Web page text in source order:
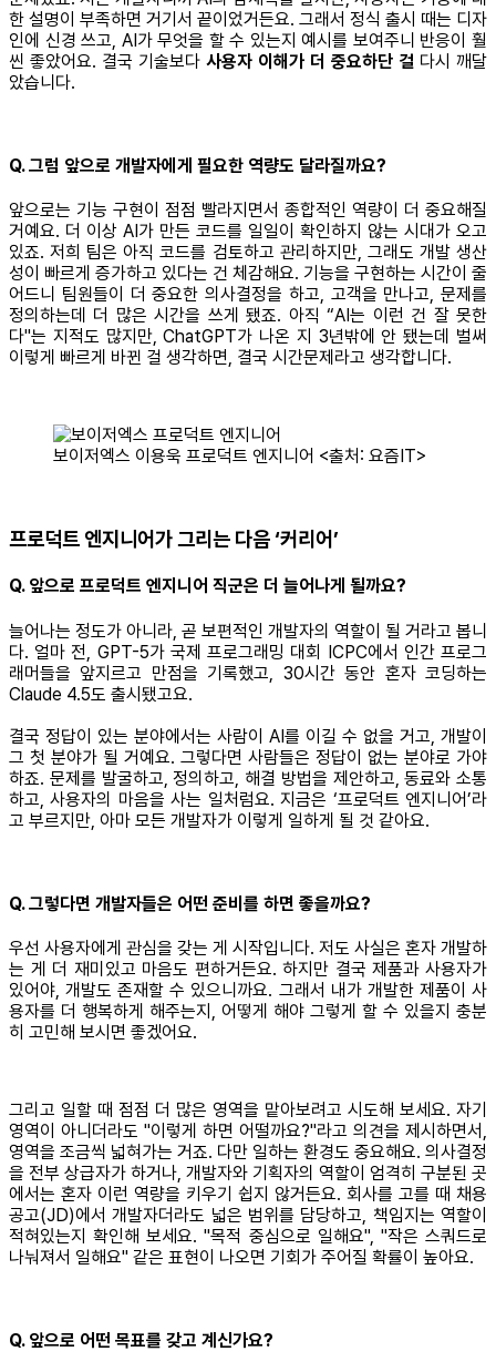
한 설명이 부족하면 거기서 끝이었거든요. 그래서 정식 출시 때는 디자
인에 신경 쓰고, AI가 무엇을 할 수 있는지 예시를 보여주니 반응이 훨
씬 좋았어요. 결국 기술보다 사용자 이해가 더 중요하단 걸 다시 깨달
았습니다.
Q. 그럼 앞으로 개발자에게 필요한 역량도 달라질까요?
앞으로는 기능 구현이 점점 빨라지면서 종합적인 역량이 더 중요해질
거예요. 더 이상 AI가 만든 코드를 일일이 확인하지 않는 시대가 오고
있죠. 저희 팀은 아직 코드를 검토하고 관리하지만, 그래도 개발 생산
성이 빠르게 증가하고 있다는 건 체감해요. 기능을 구현하는 시간이 줄
어드니 팀원들이 더 중요한 의사결정을 하고, 고객을 만나고, 문제를
정의하는데 더 많은 시간을 쓰게 됐죠. 아직 “AI는 이런 건 잘 못한
다"는 지적도 많지만, ChatGPT가 나온 지 3년밖에 안 됐는데 벌써
이렇게 빠르게 바뀐 걸 생각하면, 결국 시간문제라고 생각합니다.
보이저엑스 이용욱 프로덕트 엔지니어 <출처: 요즘IT>
프로덕트 엔지니어가 그리는 다음 ‘커리어’
Q. 앞으로 프로덕트 엔지니어 직군은 더 늘어나게 될까요?
늘어나는 정도가 아니라, 곧 보편적인 개발자의 역할이 될 거라고 봅니
다. 얼마 전, GPT-5가 국제 프로그래밍 대회 ICPC에서 인간 프로그
래머들을 앞지르고 만점을 기록했고, 30시간 동안 혼자 코딩하는
Claude 4.5도 출시됐고요.
결국 정답이 있는 분야에서는 사람이 AI를 이길 수 없을 거고, 개발이
그 첫 분야가 될 거예요. 그렇다면 사람들은 정답이 없는 분야로 가야
하죠. 문제를 발굴하고, 정의하고, 해결 방법을 제안하고, 동료와 소통
하고, 사용자의 마음을 사는 일처럼요. 지금은 ‘프로덕트 엔지니어’라
고 부르지만, 아마 모든 개발자가 이렇게 일하게 될 것 같아요.
Q. 그렇다면 개발자들은 어떤 준비를 하면 좋을까요?
우선 사용자에게 관심을 갖는 게 시작입니다. 저도 사실은 혼자 개발하
는 게 더 재미있고 마음도 편하거든요. 하지만 결국 제품과 사용자가
있어야, 개발도 존재할 수 있으니까요. 그래서 내가 개발한 제품이 사
용자를 더 행복하게 해주는지, 어떻게 해야 그렇게 할 수 있을지 충분
히 고민해 보시면 좋겠어요.
그리고 일할 때 점점 더 많은 영역을 맡아보려고 시도해 보세요. 자기
영역이 아니더라도 "이렇게 하면 어떨까요?"라고 의견을 제시하면서,
영역을 조금씩 넓혀가는 거죠. 다만 일하는 환경도 중요해요. 의사결정
을 전부 상급자가 하거나, 개발자와 기획자의 역할이 엄격히 구분된 곳
에서는 혼자 이런 역량을 키우기 쉽지 않거든요. 회사를 고를 때 채용
공고(JD)에서 개발자더라도 넓은 범위를 담당하고, 책임지는 역할이
적혀있는지 확인해 보세요. "목적 중심으로 일해요", "작은 스쿼드로
나눠져서 일해요" 같은 표현이 나오면 기회가 주어질 확률이 높아요.
Q. 앞으로 어떤 목표를 갖고 계신가요?